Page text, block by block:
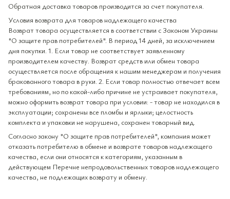
Обратная доставка товаров производится за счет покупателя.
Условия возврата для товаров надлежащего качества
Возврат товара осуществляется в соответствии с Законом Украины
"О защите прав потребителей". В период 14 дней, за исключением
дня покупки. 1. Если товар не соответствует заявленному
производителем качеству. Возврат средств или обмен товара
осуществляется после обращения к нашим менеджерам и получения
бракованного товара в руки. 2. Если товар полностью отвечает всем
требованиям, но по какой-либо причине не устраивает покупателя,
можно оформить возврат товара при условии: - товар не находился в
эксплуатации; сохранены все пломбы и ярлыки; целостность
комплекта и упаковки не нарушена, сохранен товарный вид.
Согласно закону "О защите прав потребителей", компания может
отказать потребителю в обмене и возврате товаров надлежащего
качества, если они относятся к категориям, указанным в
действующем Перечне непродовольственных товаров надлежащего
качества, не подлежащих возврату и обмену.